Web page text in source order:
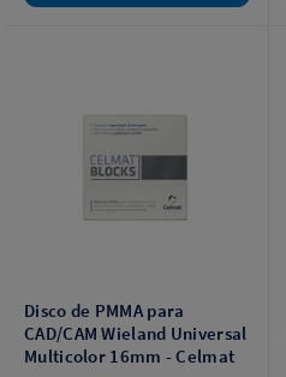
Disco de PMMA para
CAD/CAM Wieland Universal
Multicolor 16mm - Celmat